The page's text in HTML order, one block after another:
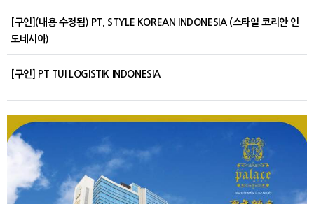
[구인](내용 수정됨) PT. STYLE KOREAN INDONESIA (스타일 코리안 인
도네시아)
[구인] PT TUI LOGISTIK INDONESIA